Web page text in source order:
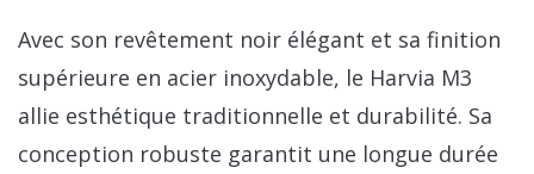
Avec son revêtement noir élégant et sa finition
supérieure en acier inoxydable, le Harvia M3
allie esthétique traditionnelle et durabilité. Sa
conception robuste garantit une longue durée